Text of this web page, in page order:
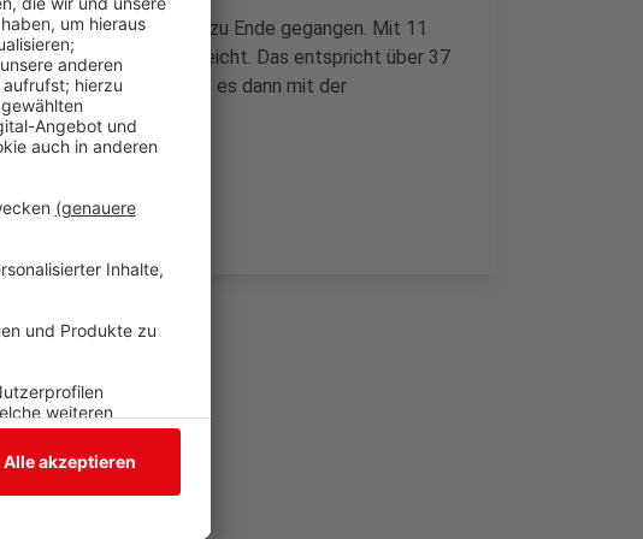
LYZ ist gestern zu Ende gegangen. Mit 11
virtuelle Besucher erreicht. Das entspricht über 37
Ab Freitag geht es dann mit der
zweite Runde.